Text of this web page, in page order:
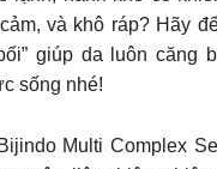
và khô ráp? Hãy
giúp da luôn căng
sống nhé!
Multi Complex